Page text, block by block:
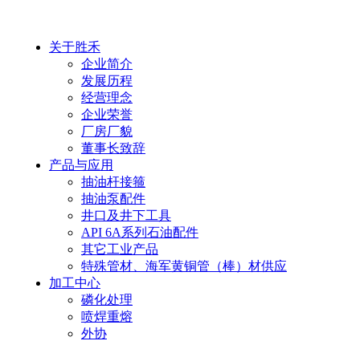
关于胜禾
企业简介
发展历程
经营理念
企业荣誉
厂房厂貌
董事长致辞
产品与应用
抽油杆接箍
抽油泵配件
井口及井下工具
API 6A系列石油配件
其它工业产品
特殊管材、海军黄铜管（棒）材供应
加工中心
磷化处理
喷焊重熔
外协